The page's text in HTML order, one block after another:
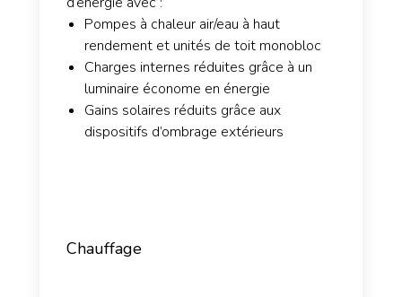
Pompes à chaleur air/eau à haut
rendement et unités de toit monobloc
Charges internes réduites grâce à un
luminaire économe en énergie
Gains solaires réduits grâce aux
dispositifs d’ombrage extérieurs
Chauffage